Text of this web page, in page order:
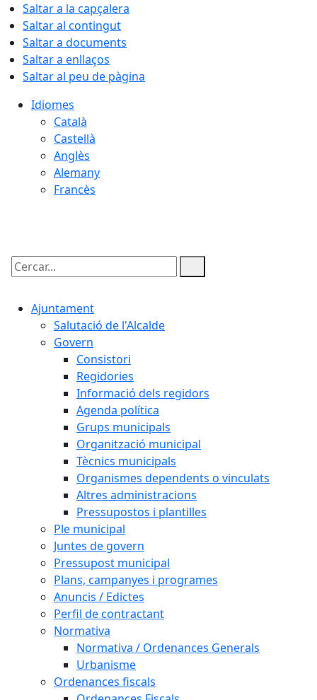
Saltar a la capçalera
Saltar al contingut
Saltar a documents
Saltar a enllaços
Saltar al peu de pàgina
Idiomes
Català
Castellà
Anglès
Alemany
Francès
Cercar:
Ajuntament
Salutació de l'Alcalde
Govern
Consistori
Regidories
Informació dels regidors
Agenda política
Grups municipals
Organització municipal
Tècnics municipals
Organismes dependents o vinculats
Altres administracions
Pressupostos i plantilles
Ple municipal
Juntes de govern
Pressupost municipal
Plans, campanyes i programes
Anuncis / Edictes
Perfil de contractant
Normativa
Normativa / Ordenances Generals
Urbanisme
Ordenances fiscals